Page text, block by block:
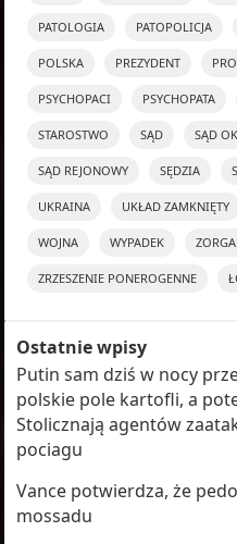
PATOLOGIA PATOPOLICJA
POLSKA PREZYDENT
PSYCHOPACI PSYCHOPATA
STAROSTWO SĄD SĄD
SĄD REJONOWY SĘDZIA
UKRAINA UKŁAD ZAMKNIĘTY
WOJNA WYPADEK
ZRZESZENIE PONEROGENNE
Ostatnie wpisy
Putin sam dziś w nocy
polskie pole kartofli, a
Stolicznają agentów
pociagu
Vance potwierdza, że
mossadu